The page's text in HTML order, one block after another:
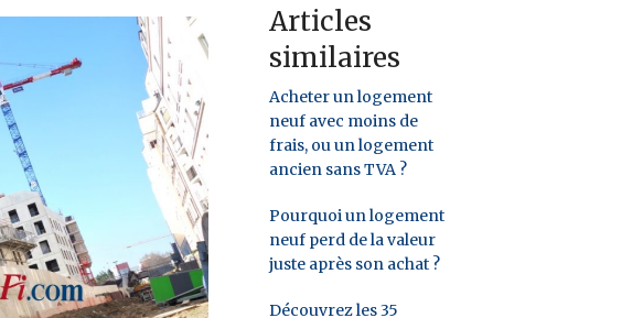
Tendances Placements & banques
Articles
similaires
Acheter un logement
neuf avec moins de
frais, ou un logement
ancien sans TVA ?
Pourquoi un logement
neuf perd de la valeur
juste après son achat ?
Découvrez les 35